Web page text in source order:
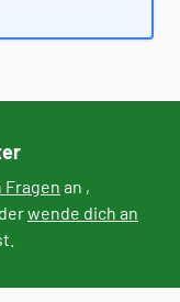
an ,
wende dich an